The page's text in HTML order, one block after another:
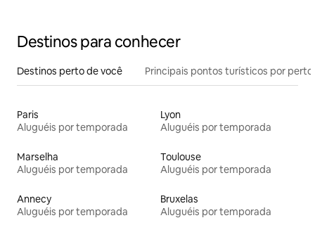
Destinos para conhecer
Destinos perto de você Principais pontos turísticos por perto
Paris
Aluguéis por temporada
Lyon
Aluguéis por temporada
Marselha
Aluguéis por temporada
Toulouse
Aluguéis por temporada
Annecy
Aluguéis por temporada
Bruxelas
Aluguéis por temporada